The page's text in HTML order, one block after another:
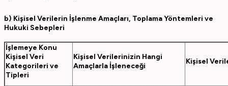
b) Kişisel Verilerin İşlenme Amaçları, Toplama Yöntemleri ve
Hukuki Sebepleri
İşlemeye Konu
Kişisel Veri
Kategorileri ve
Tipleri
Kişisel Verilerinizin Hangi
Amaçlarla İşleneceği
Kişisel